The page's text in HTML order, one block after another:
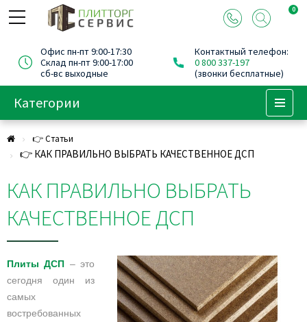
0
Офис пн-пт 9:00-17:30
Склад пн-пт 9:00-17:00
сб-вс выходные
Контактный телефон:
0 800 337-197
(звонки бесплатные)
Категории
👉 Статьи
👉 КАК ПРАВИЛЬНО ВЫБРАТЬ КАЧЕСТВЕННОЕ ДСП
КАК ПРАВИЛЬНО ВЫБРАТЬ
КАЧЕСТВЕННОЕ ДСП
Плиты ДСП – это
сегодня один из
самых
востребованных